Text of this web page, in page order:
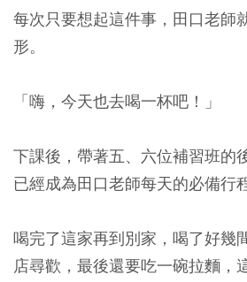
每次只要想起這件事，田口老師
形。
「嗨，今天也去喝一杯吧！」
下課後，帶著五、六位補習班的
已經成為田口老師每天的必備行程
喝完了這家再到別家，喝了好幾
店尋歡，最後還要吃一碗拉麵，